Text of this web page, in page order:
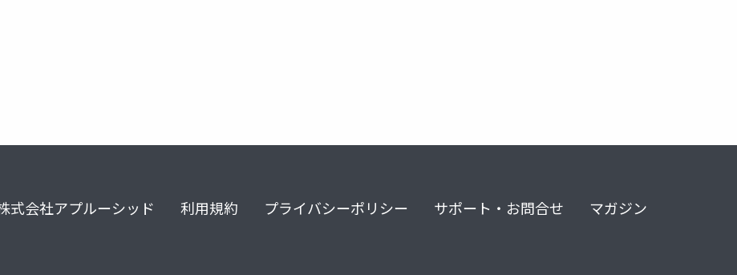
式会社アプルーシッド 利用規約 プライバシーポリシー サポート・お問合せ マガジン